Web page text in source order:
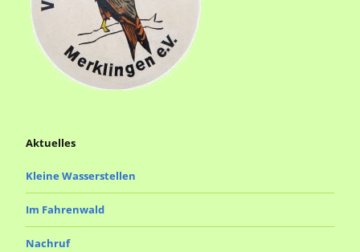
Aktuelles
Kleine Wasserstellen
Im Fahrenwald
Nachruf